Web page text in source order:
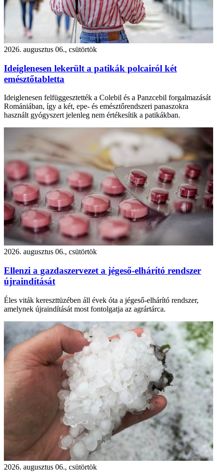
2026. augusztus 06., csütörtök
Ideiglenesen lekerült a patikák polcairól két
emésztőtabletta
Ideiglenesen felfüggesztették a Colebil és a Panzcebil forgalmazását
Romániában, így a két, epe- és emésztőrendszeri panaszokra
használt gyógyszert jelenleg nem értékesítik a patikákban.
2026. augusztus 06., csütörtök
Ellenzi a gazdaszervezet a jégeső-elhárító rendszer
újraindítását
Éles viták kereszttüzében áll évek óta a jégeső-elhárító rendszer,
amelynek újraindítását most fontolgatja az agrártárca.
2026. augusztus 06., csütörtök